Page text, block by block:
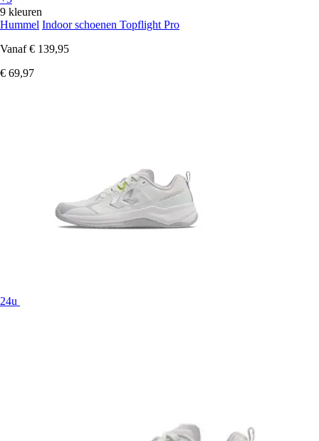
9 kleuren
Hummel Indoor schoenen Topflight Pro
Vanaf € 139,95
€ 69,97
24u